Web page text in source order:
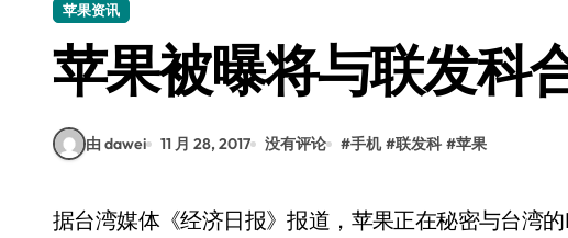
S25 Ultra颜值炸裂！定制主题潮翻天
苹果资讯
苹果被曝将与联发科
由 dawei 11 月 28, 2017 没有评论 #手机 #联发科 #苹果
据台湾媒体《经济日报》报道，苹果正在秘密与台湾的IC设计厂商联发科(MediaTek.Inc)进行洽